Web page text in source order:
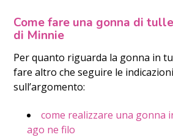
Come fare una gonna di
di Minnie
Per quanto riguarda la gonna in
fare altro che seguire le
sull’argomento:
come realizzare una gonna
ago ne filo